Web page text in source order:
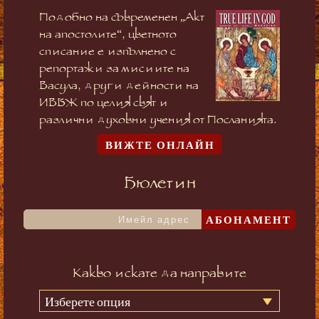
Подобно на съвременен „Акт
на апостолите“, цветното
списание е изпълнено с
репортажи за мисиите на
Васула, други дейности на
ИВБЖ по целия свят и
различни духовни учения от Посланията.
ВИЖТЕ ОНЛАЙН
Бюлетин
АБОНАМЕНТ
Какво искате да направите
Изберете опция